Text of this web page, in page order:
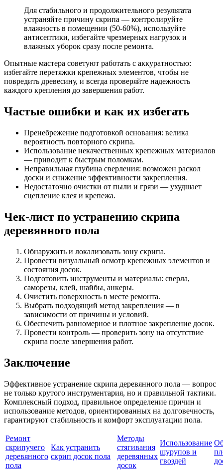
Для стабильного и продолжительного результата
устраняйте причину скрипа — контролируйте
влажность в помещении (50-60%), используйте
антисептики, избегайте чрезмерных нагрузок и
влажных уборок сразу после ремонта.
Опытные мастера советуют работать с аккуратностью:
избегайте перетяжки крепежных элементов, чтобы не
повредить древесину, и всегда проверяйте надежность
каждого крепления до завершения работ.
Частые ошибки и как их избегать
Пренебрежение подготовкой основания: велика
вероятность повторного скрипа.
Использование некачественных крепежных материалов
— приводит к быстрым поломкам.
Неправильная глубина сверления: возможен раскол
доски и снижение эффективности закрепления.
Недостаточно очистки от пыли и грязи — ухудшает
сцепление клея и крепежа.
Чек-лист по устранению скрипа
деревянного пола
Обнаружить и локализовать зону скрипа.
Провести визуальный осмотр крепежных элементов и
состояния досок.
Подготовить инструменты и материалы: сверла,
саморезы, клей, шайбы, анкеры.
Очистить поверхность в месте ремонта.
Выбрать подходящий метод закрепления — в
зависимости от причины и условий.
Обеспечить равномерное и плотное закрепление досок.
Провести контроль — проверить зону на отсутствие
скрипа после завершения работ.
Заключение
Эффективное устранение скрипа деревянного пола — вопрос
не только крутого инструментария, но и правильной тактики.
Комплексный подход, правильное определение причин и
использование методов, ориентированных на долговечность,
гарантируют стабильность и комфорт эксплуатации пола.
Ремонт
скрипучего
деревянного
пола
Как устранить
скрип досок пола
Методы
стягивания
деревянных
досок
Использование
шурупов и
гвоздей